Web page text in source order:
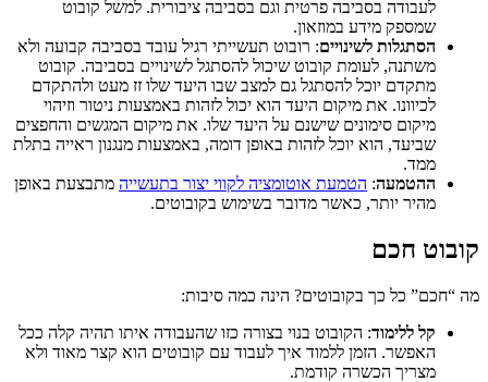
לעבודה בסביבה פרטית וגם בסביבה ציבורית. למשל קובוט
שמספק מידע במוזאון.
הסתגלות לשינויים: רובוט תעשייתי רגיל עובד בסביבה קבועה ולא
משתנה, לעומת קובוט שיכול להסתגל לשינויים בסביבה. קובוט
מתקדם יוכל להסתגל גם למצב שבו היעד שלו זז מעט ולהתקדם
לכיוונו. את מיקום היעד הוא יכול לזהות באמצעות ניטור וזיהוי
מיקום סימונים שישנם על היעד שלו. את מיקום המגשים והחפצים
שביעד, הוא יוכל לזהות באופן דומה, באמצעות מנגנון ראייה בתלת
ממד.
ההטמעה: הטמעת אוטומציה לקווי יצור בתעשייה מתבצעת באופן
מהיר יותר, כאשר מדובר בשימוש בקובוטים.
קובוט חכם
מה “חכם” כל כך בקובוטים? הינה כמה סיבות:
קל ללימוד: הקובוט בנוי בצורה כזו שהעבודה איתו תהיה קלה ככל
האפשר. הזמן ללמוד איך לעבוד עם קובוטים הוא קצר מאוד ולא
מצריך הכשרה קודמת.